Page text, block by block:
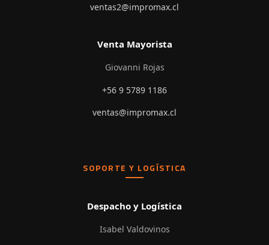
ventas2@impromax.cl
Venta Mayorista
Giovanni Rojas
+56 9 5789 1186
ventas@impromax.cl
SOPORTE Y LOGÍSTICA
Despacho y Logística
Isabel Valdovinos